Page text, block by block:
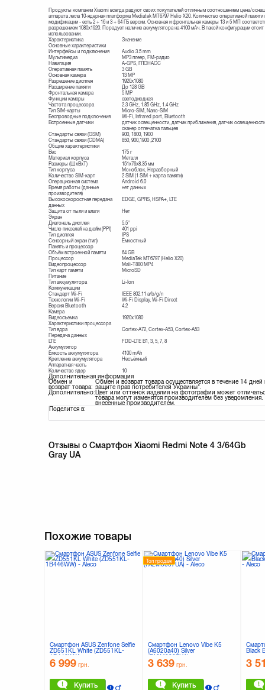
Продукты компании Xiaomi всегда радуют своих покупателей отличным соотношением цена/
аппарата легла 10-ядерная платформа Mediatek MT6797 Helio X20. Количество оперативной
модификации - есть 2 + 16 и 3 + 64 ГБ версии. Основная и фронтальная камеры 13 и 5 МП
разрешением 1080x1920. Порадует наличие аккумулятора на 4100 мАч. В такой конфигурации
использовании.
Характеристика
Значение
Основные характеристики
Интерфейсы и подключения
Audio 3.5 mm
Мультимедиа
MP3 плеер, FM-радио
Навигация
A-GPS, ГЛОНАСС
Оперативная память
3 GB
Основная камера
13 MP
Разрешение дисплея
1920х1080
Расширение памяти
До 128 GB
Фронтальная камера
5 MP
Функции камеры
светодиодная
Частота процессора
2.3 GHz, 1.85 GHz, 1.4 GHz
Тип SIM-карты
Micro-SIM, Nano-SIM
Беспроводные подключения
Wi-Fi, Infrared port, Bluetooth
Встроенные датчики
датчик освещенности, датчик приближения, датчик
сканер отпечатка пальцев
Стандарты связи (GSM)
900, 1800, 1900
Стандарты связи (CDMA)
850, 900,1900 ,2100
Общие характеристики
Вес
175 г
Материал корпуса
Металл
Размеры (ШxВxТ)
151x76x8.35 мм
Тип корпуса
Моноблок, Неразборный
Количество SIM-карт
2 SIM (1 SIM + карта памяти)
Операционная система
Android 6.0
Время работы (данные
производителя)
нет данных
Высокоскоростная передача
данных
EDGE, GPRS, HSPA+, LTE
Защита от пыли и влаги
Нет
Экран
Диагональ дисплея
5.5"
Число пикселей на дюйм (PPI)
401 ppi
Тип дисплея
IPS
Сенсорный экран (тип)
Ёмкостный
Память и процессор
Объём встроенной памяти
64 GB
Процессор
MediaTek MT6797 (Helio X20)
Видеопроцессор
Mali-T880 MP4
Тип карт памяти
MicroSD
Питание
Тип аккумулятора
Li-Ion
Коммуникации
Стандарт Wi-Fi
IEEE 802.11 a/b/g/n
Технологии Wi-Fi
Wi-Fi Display, Wi-Fi Direct
Версия Bluetooth
4.2
Камера
Видеосъемка
1920x1080
Характеристики процессора
Тип ядра
Cortex-A72, Cortex-A53, Cortex-A53
Передача данных
LTE
FDD-LTE В1, 3, 5, 7, 8
Аккумулятор
Ёмкость аккумулятора
4100 mAh
Крепление аккумулятора
Несъёмный
Аппаратная часть
Количество ядер
10
Дополнительная информация
Обмен и
возврат товара:
Обмен и возврат товара осуществляется в течение 14
защите прав потребителей Украины".
Дополнительно:Цвет или оттенок изделия на фотографии может
товара могут изменятся производителем без
внесенные производителем.
Поделится в:
Отзывы о Смартфон Xiaomi Redmi Note 4 3/64Gb
Gray UA
Похожие товары
Смартфон ASUS Zenfone Selfie
ZD551KL White (ZD551KL-
1B446WW)
6 999 грн.
Купить
Топ продаж
Смартфон Lenovo Vibe K5
(A6020a40) Silver
(PA2M0007UA)
3 639 грн.
Купить
Black
3